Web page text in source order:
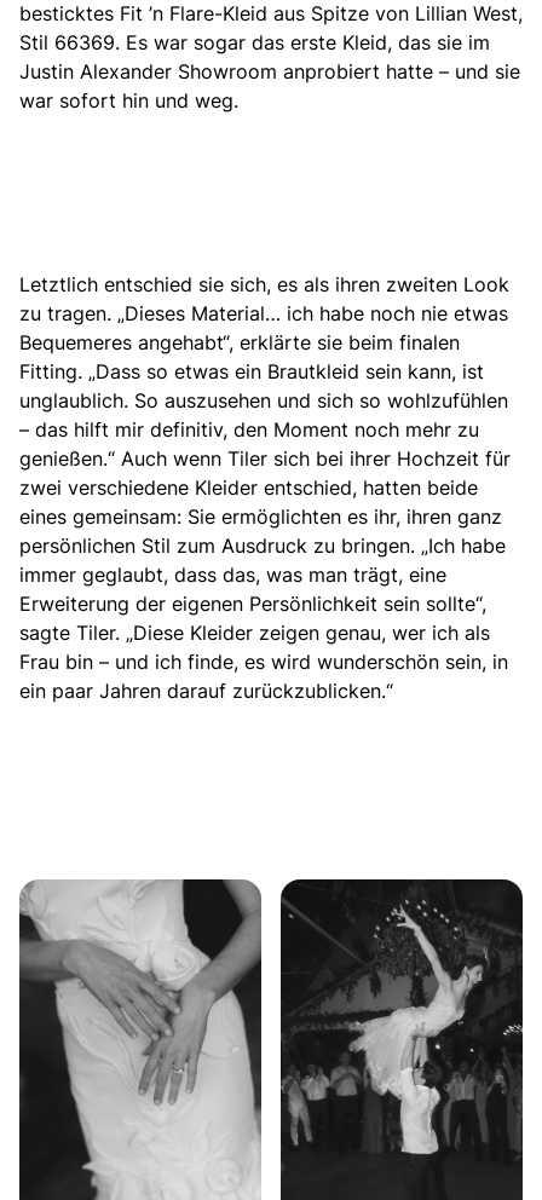
besticktes Fit ’n Flare-Kleid aus Spitze von Lillian West,
Stil 66369. Es war sogar das erste Kleid, das sie im
Justin Alexander Showroom anprobiert hatte – und sie
war sofort hin und weg.
Letztlich entschied sie sich, es als ihren zweiten Look
zu tragen. „Dieses Material… ich habe noch nie etwas
Bequemeres angehabt“, erklärte sie beim finalen
Fitting. „Dass so etwas ein Brautkleid sein kann, ist
unglaublich. So auszusehen und sich so wohlzufühlen
– das hilft mir definitiv, den Moment noch mehr zu
genießen.“ Auch wenn Tiler sich bei ihrer Hochzeit für
zwei verschiedene Kleider entschied, hatten beide
eines gemeinsam: Sie ermöglichten es ihr, ihren ganz
persönlichen Stil zum Ausdruck zu bringen. „Ich habe
immer geglaubt, dass das, was man trägt, eine
Erweiterung der eigenen Persönlichkeit sein sollte“,
sagte Tiler. „Diese Kleider zeigen genau, wer ich als
Frau bin – und ich finde, es wird wunderschön sein, in
ein paar Jahren darauf zurückzublicken.“